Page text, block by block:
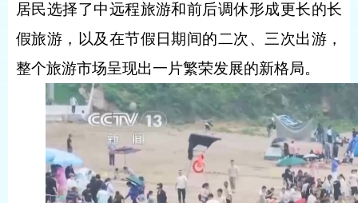
居民选择了中远程旅游和前后调休形成更长的长
假旅游，以及在节假日期间的二次、三次出游，
整个旅游市场呈现出一片繁荣发展的新格局。